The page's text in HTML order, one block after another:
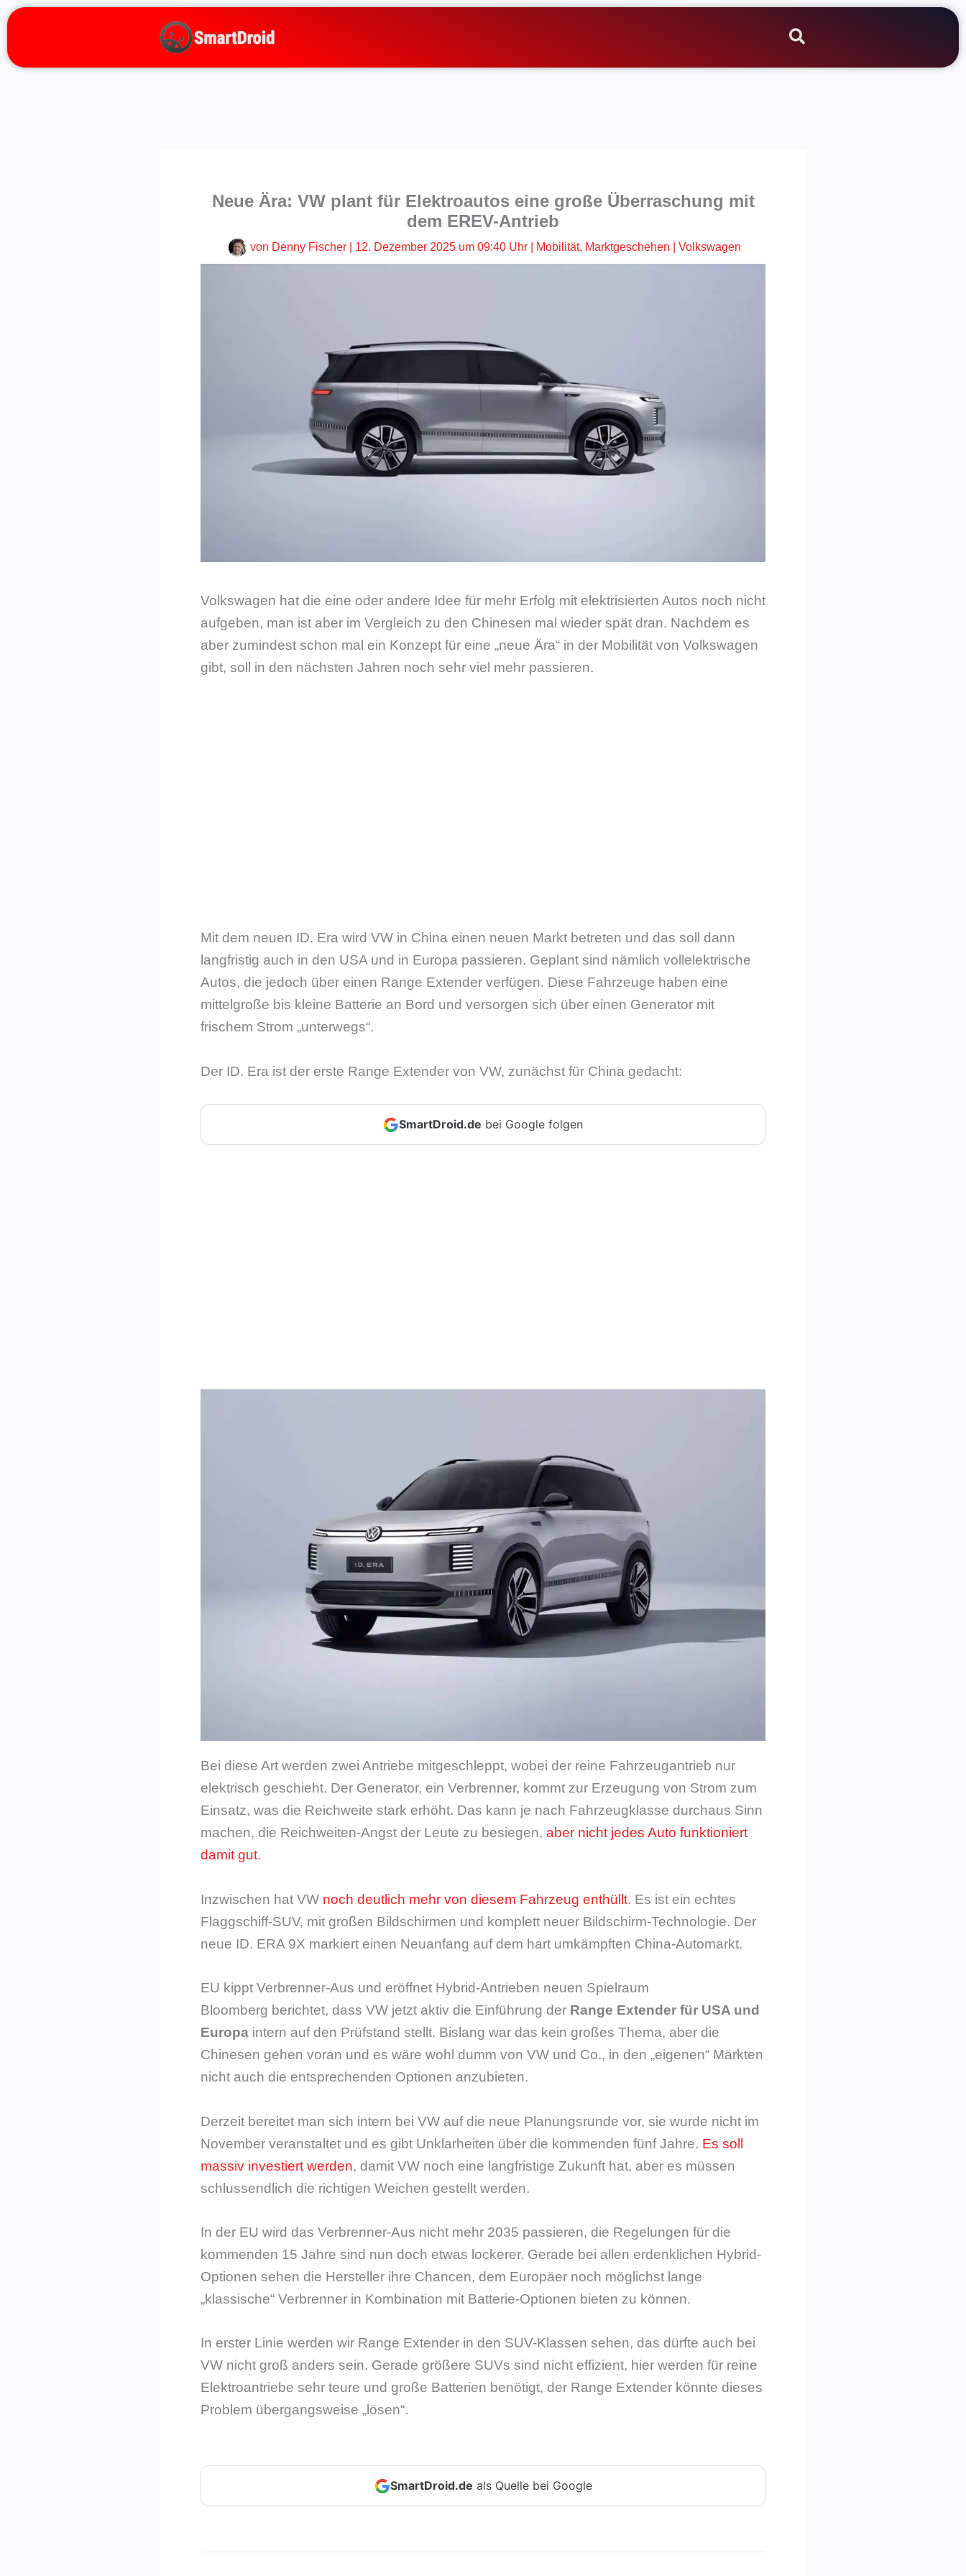
Zum
springen
Neue Ära: VW plant für Elektroautos eine große Überraschung mit
dem EREV-Antrieb
von Denny Fischer 12. Dezember 2025 um 09:40 Uhr Mobilität, Marktgeschehen Volkswagen
Volkswagen hat die eine oder andere Idee für mehr Erfolg mit elektrisierten Autos noch nicht
aufgeben, man ist aber im Vergleich zu den Chinesen mal wieder spät dran. Nachdem es
aber zumindest schon mal ein Konzept für eine „neue Ära“ in der Mobilität von Volkswagen
gibt, soll in den nächsten Jahren noch sehr viel mehr passieren.
Mit dem neuen ID. Era wird VW in China einen neuen Markt betreten und das soll dann
langfristig auch in den USA und in Europa passieren. Geplant sind nämlich vollelektrische
Autos, die jedoch über einen Range Extender verfügen. Diese Fahrzeuge haben eine
mittelgroße bis kleine Batterie an Bord und versorgen sich über einen Generator mit
frischem Strom „unterwegs“.
Der ID. Era ist der erste Range Extender von VW, zunächst für China gedacht:
SmartDroid.de bei Google folgen
Bei diese Art werden zwei Antriebe mitgeschleppt, wobei der reine Fahrzeugantrieb nur
elektrisch geschieht. Der Generator, ein Verbrenner, kommt zur Erzeugung von Strom zum
Einsatz, was die Reichweite stark erhöht. Das kann je nach Fahrzeugklasse durchaus Sinn
machen, die Reichweiten-Angst der Leute zu besiegen, aber nicht jedes Auto funktioniert
damit gut.
Inzwischen hat VW noch deutlich mehr von diesem Fahrzeug enthüllt. Es ist ein echtes
Flaggschiff-SUV, mit großen Bildschirmen und komplett neuer Bildschirm-Technologie. Der
neue ID. ERA 9X markiert einen Neuanfang auf dem hart umkämpften China-Automarkt.
EU kippt Verbrenner-Aus und eröffnet Hybrid-Antrieben neuen Spielraum
Bloomberg berichtet, dass VW jetzt aktiv die Einführung der Range Extender für USA und
Europa intern auf den Prüfstand stellt. Bislang war das kein großes Thema, aber die
Chinesen gehen voran und es wäre wohl dumm von VW und Co., in den „eigenen“ Märkten
nicht auch die entsprechenden Optionen anzubieten.
Derzeit bereitet man sich intern bei VW auf die neue Planungsrunde vor, sie wurde nicht im
November veranstaltet und es gibt Unklarheiten über die kommenden fünf Jahre. Es soll
massiv investiert werden, damit VW noch eine langfristige Zukunft hat, aber es müssen
schlussendlich die richtigen Weichen gestellt werden.
In der EU wird das Verbrenner-Aus nicht mehr 2035 passieren, die Regelungen für die
kommenden 15 Jahre sind nun doch etwas lockerer. Gerade bei allen erdenklichen Hybrid-
Optionen sehen die Hersteller ihre Chancen, dem Europäer noch möglichst lange
„klassische“ Verbrenner in Kombination mit Batterie-Optionen bieten zu können.
In erster Linie werden wir Range Extender in den SUV-Klassen sehen, das dürfte auch bei
VW nicht groß anders sein. Gerade größere SUVs sind nicht effizient, hier werden für reine
Elektroantriebe sehr teure und große Batterien benötigt, der Range Extender könnte dieses
Problem übergangsweise „lösen“.
SmartDroid.de als Quelle bei Google